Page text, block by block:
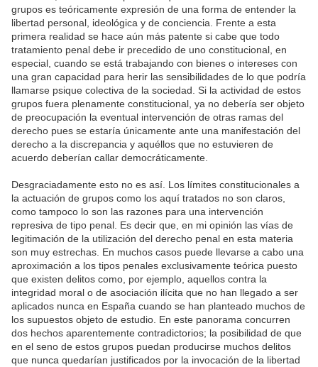
grupos es teóricamente expresión de una forma de entender la
libertad personal, ideológica y de conciencia. Frente a esta
primera realidad se hace aún más patente si cabe que todo
tratamiento penal debe ir precedido de uno constitucional, en
especial, cuando se está trabajando con bienes o intereses con
una gran capacidad para herir las sensibilidades de lo que podría
llamarse psique colectiva de la sociedad. Si la actividad de estos
grupos fuera plenamente constitucional, ya no debería ser objeto
de preocupación la eventual intervención de otras ramas del
derecho pues se estaría únicamente ante una manifestación del
derecho a la discrepancia y aquéllos que no estuvieren de
acuerdo deberían callar democráticamente.
Desgraciadamente esto no es así. Los límites constitucionales a
la actuación de grupos como los aquí tratados no son claros,
como tampoco lo son las razones para una intervención
represiva de tipo penal. Es decir que, en mi opinión las vías de
legitimación de la utilización del derecho penal en esta materia
son muy estrechas. En muchos casos puede llevarse a cabo una
aproximación a los tipos penales exclusivamente teórica puesto
que existen delitos como, por ejemplo, aquellos contra la
integridad moral o de asociación ilícita que no han llegado a ser
aplicados nunca en España cuando se han planteado muchos de
los supuestos objeto de estudio. En este panorama concurren
dos hechos aparentemente contradictorios; la posibilidad de que
en el seno de estos grupos puedan producirse muchos delitos
que nunca quedarían justificados por la invocación de la libertad